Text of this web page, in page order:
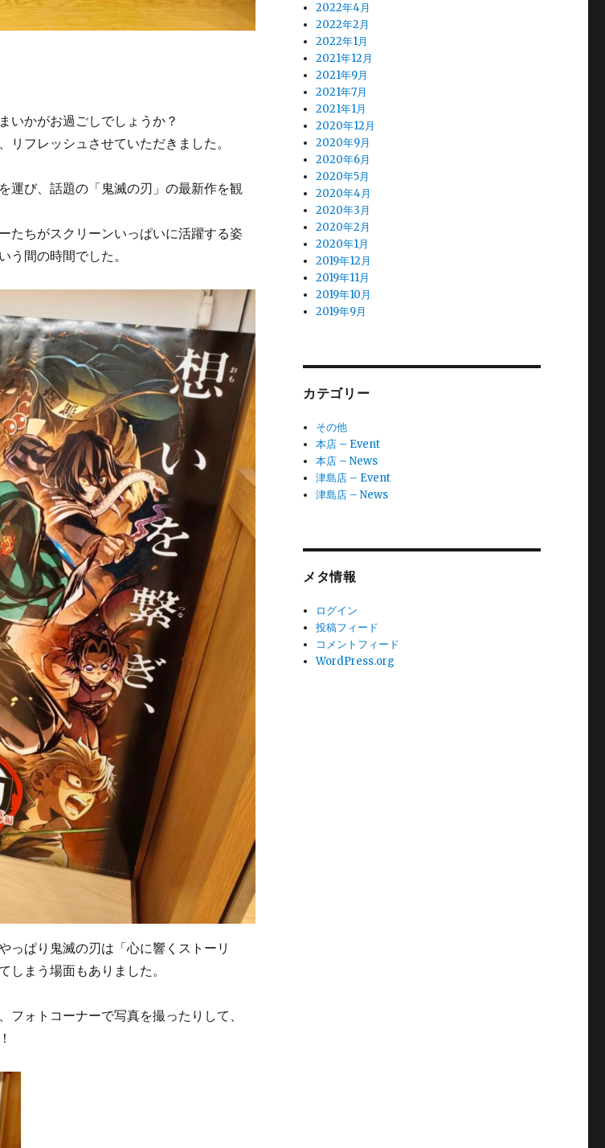
いかがお過ごしでしょうか？
フレッシュさせていただきました。
運び、話題の「鬼滅の刃」の最新作を観
たちがスクリーンいっぱいに活躍する姿
う間の時間でした。
っぱり鬼滅の刃は「心に響くストーリ
しまう場面もありました。
ォトコーナーで写真を撮ったりして、
2022年4月
2022年2月
2022年1月
2021年12月
2021年9月
2021年7月
2021年1月
2020年12月
2020年9月
2020年6月
2020年5月
2020年4月
2020年3月
2020年2月
2020年1月
2019年12月
2019年11月
2019年10月
2019年9月
カテゴリー
その他
本店 – Event
本店 – News
津島店 – Event
津島店 – News
メタ情報
ログイン
投稿フィード
コメントフィード
WordPress.org